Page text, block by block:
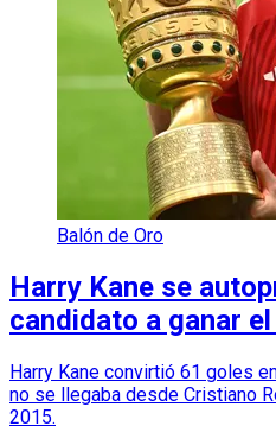
Balón de Oro
Harry Kane se
candidato a ganar
Harry Kane convirtió 61 goles
no se llegaba desde Cristiano
2015.